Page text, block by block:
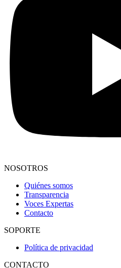
NOSOTROS
Quiénes somos
Transparencia
Voces Expertas
Contacto
SOPORTE
Política de privacidad
CONTACTO